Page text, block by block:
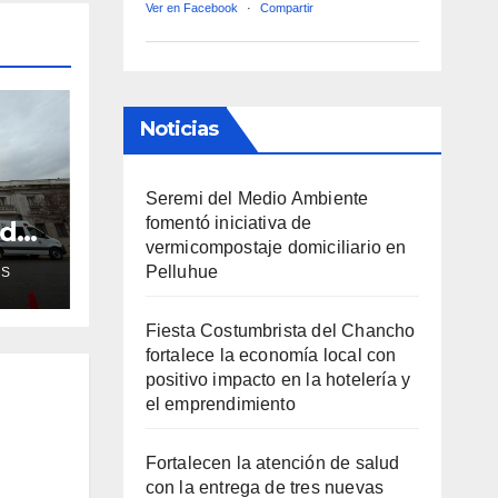
Ver en Facebook · Compartir
Noticias
Seremi del Medio Ambiente
fomentó iniciativa de
vermicompostaje domiciliario en
Pelluhue
Fiesta Costumbrista del Chancho
fortalece la economía local con
positivo impacto en la hotelería y
el emprendimiento
Fortalecen la atención de salud
con la entrega de tres nuevas